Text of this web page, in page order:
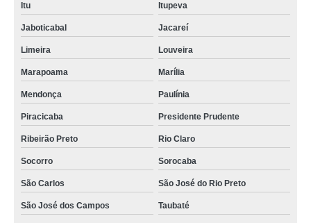
Itu Itupeva
Jaboticabal Jacareí
Limeira Louveira
Marapoama Marília
Mendonça Paulínia
Piracicaba Presidente Prudente
Ribeirão Preto Rio Claro
Socorro Sorocaba
São Carlos São José do Rio Preto
São José dos Campos Taubaté